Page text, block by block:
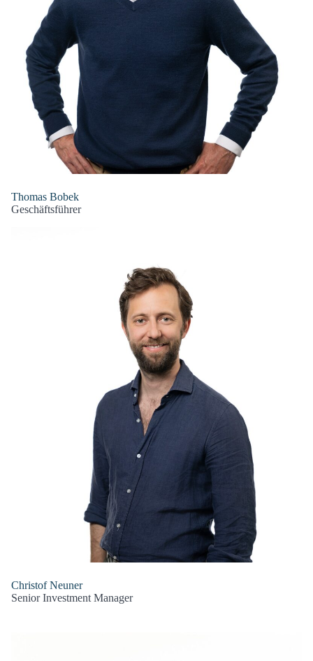
Thomas Bobek
Geschäftsführer
Christof Neuner
Senior Investment Manager